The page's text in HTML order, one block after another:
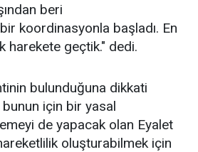
beri
koordinasyonla başladı. En
harekete geçtik." dedi.
bulunduğuna dikkati
için bir yasal
de yapacak olan Eyalet
oluşturabilmek için